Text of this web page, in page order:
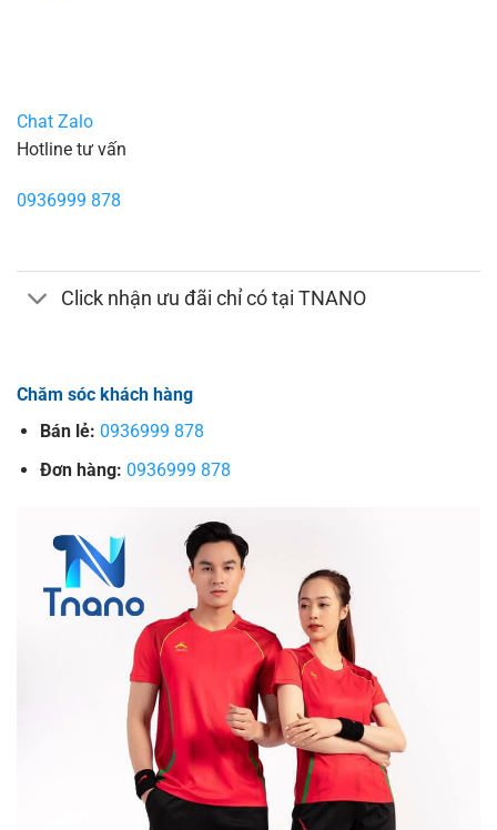
Chat Zalo
Hotline tư vấn
0936999 878
Click nhận ưu đãi chỉ có tại TNANO
Chăm sóc khách hàng
Bán lẻ: 0936999 878
Đơn hàng: 0936999 878